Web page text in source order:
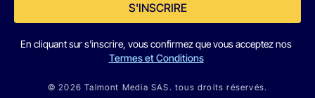
S'INSCRIRE
En cliquant sur s'inscrire, vous confirmez que vous acceptez nos
Termes et Conditions
© 2026 Talmont Media SAS. tous droits réservés.